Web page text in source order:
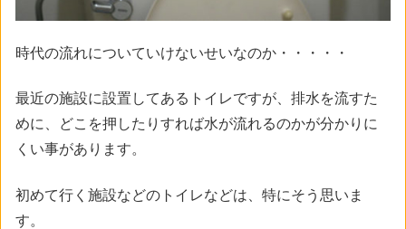
時代の流れについていけないせいなのか・・・・・
最近の施設に設置してあるトイレですが、排水を流すた
めに、どこを押したりすれば水が流れるのかが分かりに
くい事があります。
初めて行く施設などのトイレなどは、特にそう思いま
す。